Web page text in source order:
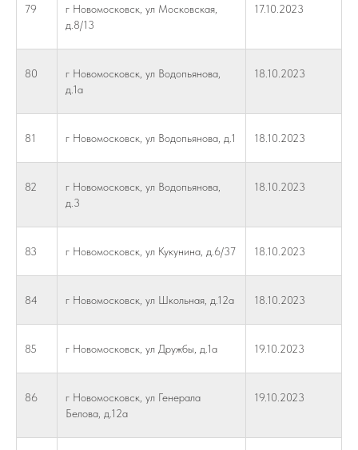
79
г Новомосковск, ул Московская,
д.8/13
17.10.2023
80
г Новомосковск, ул Водопьянова,
д.1а
18.10.2023
81 г Новомосковск, ул Водопьянова, д.1 18.10.2023
82
г Новомосковск, ул Водопьянова,
д.3
18.10.2023
83 г Новомосковск, ул Кукунина, д.6/37 18.10.2023
84 г Новомосковск, ул Школьная, д.12а 18.10.2023
85 г Новомосковск, ул Дружбы, д.1а 19.10.2023
86
г Новомосковск, ул Генерала
Белова, д.12а
19.10.2023